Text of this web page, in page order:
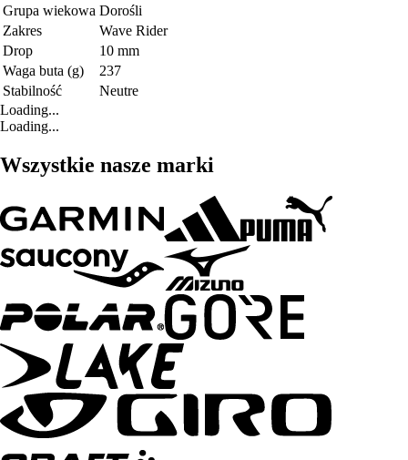
Grupa wiekowa Dorośli
Zakres
Wave Rider
Drop
10 mm
Waga buta (g)
237
Stabilność
Neutre
Loading...
Loading...
Wszystkie nasze marki